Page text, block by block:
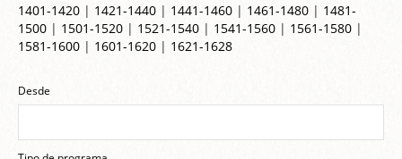
1401-1420 | 1421-1440 | 1441-1460 | 1461-1480 | 1481-
1500 | 1501-1520 | 1521-1540 | 1541-1560 | 1561-1580 |
1581-1600 | 1601-1620 | 1621-1628
Desde